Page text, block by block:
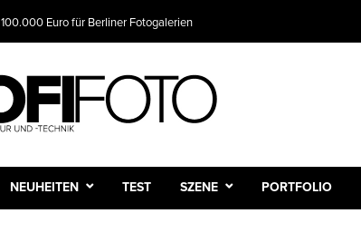
100.000 Euro für Berliner Fotogalerien
NEUHEITEN TEST SZENE PORTFOLIO